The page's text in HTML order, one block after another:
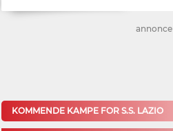
annonce
KOMMENDE KAMPE FOR S.S. LAZIO